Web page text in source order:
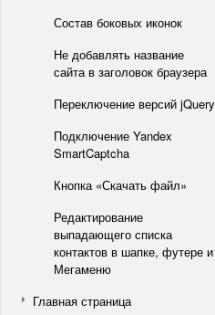
Состав боковых иконок
Не добавлять название
сайта в заголовок браузера
Переключение версий jQuery
Подключение Yandex
SmartCaptcha
Кнопка «Скачать файл»
Редактирование
выпадающего списка
контактов в шапке, футере и
Мегаменю
Главная страница